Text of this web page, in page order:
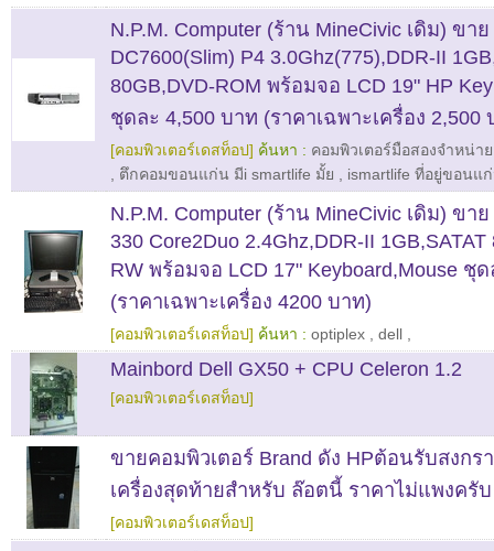
N.P.M. Computer (ร้าน MineCivic เดิม) ขาย
DC7600(Slim) P4 3.0Ghz(775),DDR-II
80GB,DVD-ROM พร้อมจอ LCD 19" HP
ชุดละ 4,500 บาท (ราคาเฉพาะเครื่อง 2,500
[คอมพิวเตอร์เดสท็อป] ค้นหา : คอมพิวเตอร์มือสองจำหน่า
ตึกคอมขอนแก่น มีi smartlife มั้ย ismartlife ที่อยู่ขอนแ
N.P.M. Computer (ร้าน MineCivic เดิม) ขา
330 Core2Duo 2.4Ghz,DDR-II 1GB,SATAT
RW พร้อมจอ LCD 17" Keyboard,Mouse ชุ
(ราคาเฉพาะเครื่อง 4200 บาท)
[คอมพิวเตอร์เดสท็อป] ค้นหา : optiplex dell
Mainbord Dell GX50 + CPU Celeron 1.2
[คอมพิวเตอร์เดสท็อป]
ขายคอมพิวเตอร์ Brand ดัง HPต้อนรับสงกร
เครื่องสุดท้ายสำหรับ ล๊อตนี้ ราคาไม่แพงครับ
[คอมพิวเตอร์เดสท็อป]